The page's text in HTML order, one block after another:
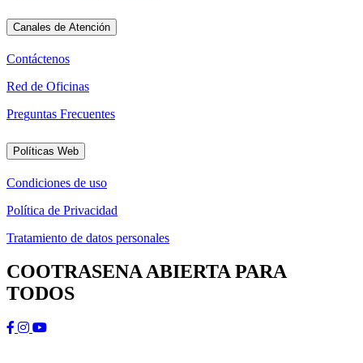
Canales de Atención
Contáctenos
Red de Oficinas
Preguntas Frecuentes
Políticas Web
Condiciones de uso
Política de Privacidad
Tratamiento de datos personales
COOTRASENA ABIERTA PARA
TODOS